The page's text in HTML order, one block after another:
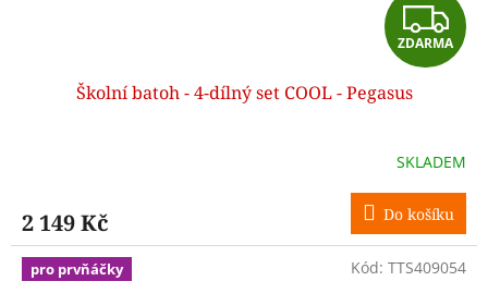
Z
D
R
M
A
ZDARMA
Školní batoh - 4-dílný set COOL - Pegasus
SKLADEM
2 149 Kč Do košíku
pro prvňáčky Kód: TTS409054